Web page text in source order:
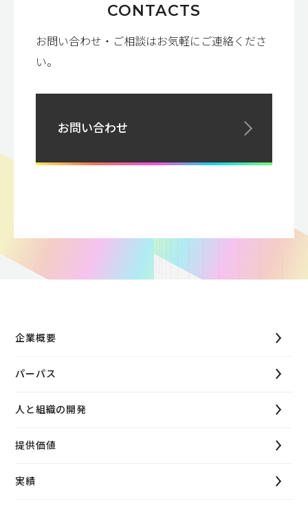
CONTACTS
お問い合わせ・ご相談はお気軽にご連絡くださ
い。
お問い合わせ
企業概要
パーパス
人と組織の開発
提供価値
実績